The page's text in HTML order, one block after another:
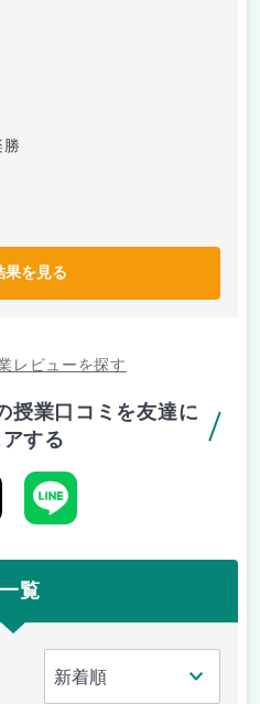
勝
果を見る
レビューを探す
授業口コミを友達に
する
覧